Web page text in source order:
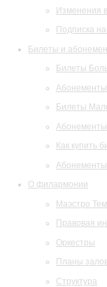
Изменения
Подписка
Билеты и
Билеты
Билеты
Как купить
О филармонии
Маэстро
Правовая
Оркестры
Планы
Структура